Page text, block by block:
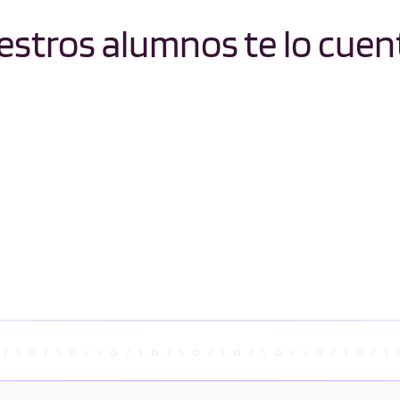
alumnos te lo